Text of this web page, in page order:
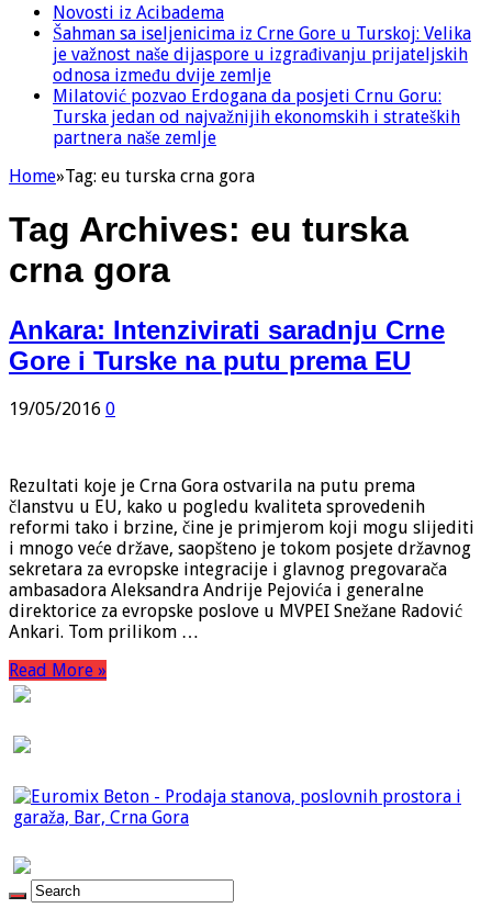
Novosti iz Acibadema
Šahman sa iseljenicima iz Crne Gore u Turskoj: Velika
je važnost naše dijaspore u izgrađivanju prijateljskih
odnosa između dvije zemlje
Milatović pozvao Erdogana da posjeti Crnu Goru:
Turska jedan od najvažnijih ekonomskih i strateških
partnera naše zemlje
Home»Tag: eu turska crna gora
Tag Archives: eu turska
crna gora
Ankara: Intenzivirati saradnju Crne
Gore i Turske na putu prema EU
19/05/2016 0
Rezultati koje je Crna Gora ostvarila na putu prema
članstvu u EU, kako u pogledu kvaliteta sprovedenih
reformi tako i brzine, čine je primjerom koji mogu slijediti
i mnogo veće države, saopšteno je tokom posjete državnog
sekretara za evropske integracije i glavnog pregovarača
ambasadora Aleksandra Andrije Pejovića i generalne
direktorice za evropske poslove u MVPEI Snežane Radović
Ankari. Tom prilikom …
Read More »